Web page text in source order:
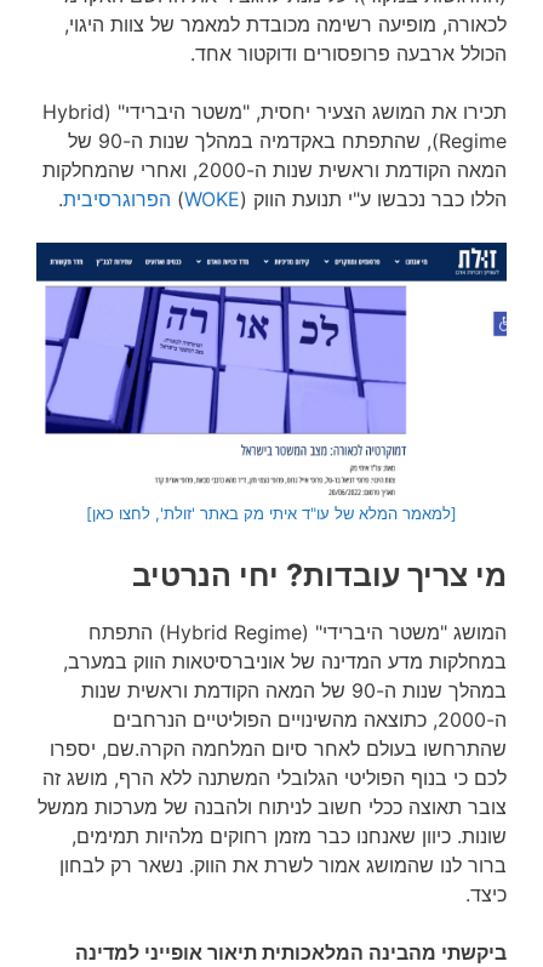
לכאורה, מופיעה רשימה מכובדת למאמר של צוות היגוי,
הכולל ארבעה פרופסורים ודוקטור אחד.
תכירו את המושג הצעיר יחסית, "משטר היברידי" (Hybrid
Regime), שהתפתח באקדמיה במהלך שנות ה-90 של
המאה הקודמת וראשית שנות ה-2000, ואחרי שהמחלקות
הללו כבר נכבשו ע"י תנועת הווק (WOKE
) הפרוגרסיבית.
[למאמר המלא של עו"ד איתי מק באתר 'זולת', לחצו כאן]
מי צריך עובדות? יחי הנרטיב
המושג "משטר היברידי" (Hybrid Regime) התפתח
במחלקות מדע המדינה של אוניברסיטאות הווק במערב,
במהלך שנות ה-90 של המאה הקודמת וראשית שנות
ה-2000, כתוצאה מהשינויים הפוליטיים הנרחבים
שהתרחשו בעולם לאחר סיום המלחמה הקרה.שם, יספרו
לכם כי בנוף הפוליטי הגלובלי המשתנה ללא הרף, מושג זה
צובר תאוצה ככלי חשוב לניתוח ולהבנה של מערכות ממשל
שונות. כיוון שאנחנו כבר מזמן רחוקים מלהיות תמימים,
ברור לנו שהמושג אמור לשרת את הווק. נשאר רק לבחון
כיצד.
ביקשתי מהבינה המלאכותית תיאור אופייני למדינה